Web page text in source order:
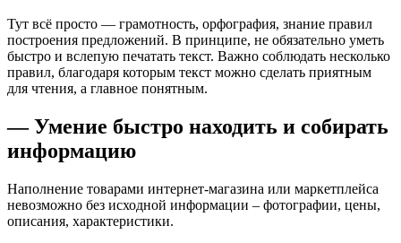
Тут всё просто — грамотность, орфография, знание правил
построения предложений. В принципе, не обязательно уметь
быстро и вслепую печатать текст. Важно соблюдать несколько
правил, благодаря которым текст можно сделать приятным
для чтения, а главное понятным.
— Умение быстро находить и собирать
информацию
Наполнение товарами интернет-магазина или маркетплейса
невозможно без исходной информации – фотографии, цены,
описания, характеристики.